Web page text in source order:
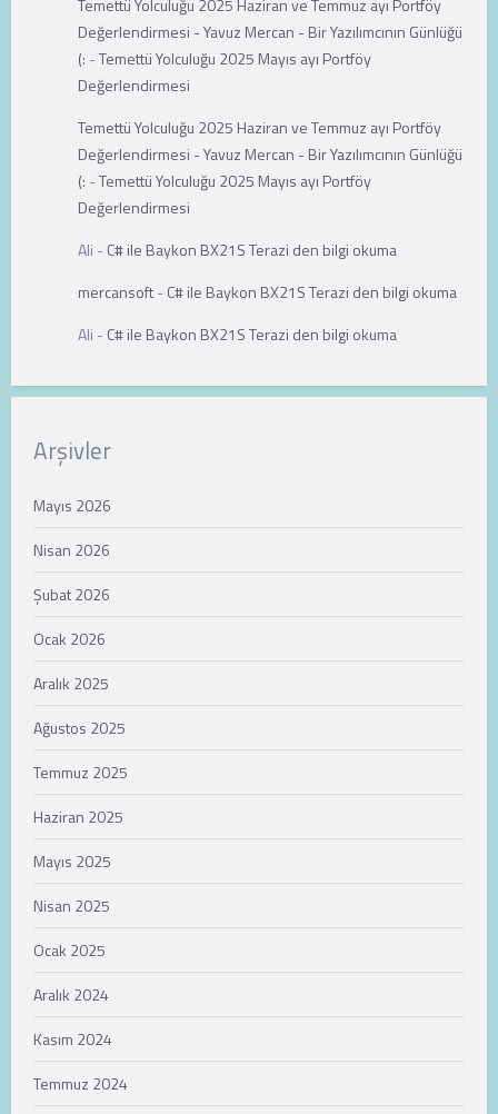
Değerlendirmesi - Yavuz Mercan - Bir Yazılımcının Günlüğü
(: -Temettü Yolculuğu 2025 Mayıs ayı Portföy
Değerlendirmesi
Temettü Yolculuğu 2025 Haziran ve Temmuz ayı Portföy
Değerlendirmesi - Yavuz Mercan - Bir Yazılımcının Günlüğü
(: -Temettü Yolculuğu 2025 Mayıs ayı Portföy
Değerlendirmesi
Ali - C# ile Baykon BX21S Terazi den bilgi okuma
mercansoft- C# ile Baykon BX21S Terazi den bilgi okuma
Ali - C# ile Baykon BX21S Terazi den bilgi okuma
Arşivler
Mayıs 2026
Nisan 2026
Şubat 2026
Ocak 2026
Aralık 2025
Ağustos 2025
Temmuz 2025
Haziran 2025
Mayıs 2025
Nisan 2025
Ocak 2025
Aralık 2024
Kasım 2024
Temmuz 2024